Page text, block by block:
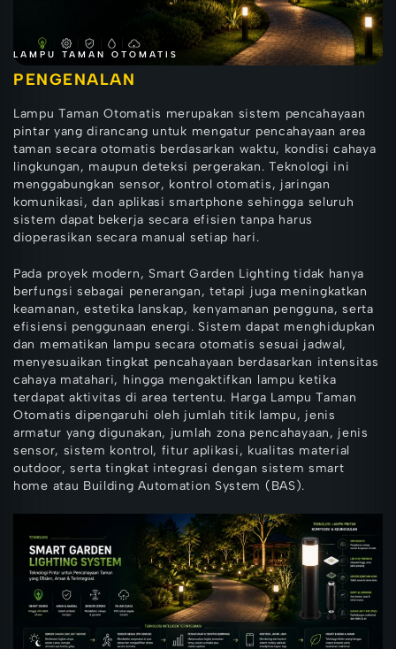
LAMPU TAMAN OTOMATIS
PENGENALAN
Lampu Taman Otomatis merupakan sistem pencahayaan
pintar yang dirancang untuk mengatur pencahayaan area
taman secara otomatis berdasarkan waktu, kondisi cahaya
lingkungan, maupun deteksi pergerakan. Teknologi ini
menggabungkan sensor, kontrol otomatis, jaringan
komunikasi, dan aplikasi smartphone sehingga seluruh
sistem dapat bekerja secara efisien tanpa harus
dioperasikan secara manual setiap hari.
Pada proyek modern, Smart Garden Lighting tidak hanya
berfungsi sebagai penerangan, tetapi juga meningkatkan
keamanan, estetika lanskap, kenyamanan pengguna, serta
efisiensi penggunaan energi. Sistem dapat menghidupkan
dan mematikan lampu secara otomatis sesuai jadwal,
menyesuaikan tingkat pencahayaan berdasarkan intensitas
cahaya matahari, hingga mengaktifkan lampu ketika
terdapat aktivitas di area tertentu. Harga Lampu Taman
Otomatis dipengaruhi oleh jumlah titik lampu, jenis
armatur yang digunakan, jumlah zona pencahayaan, jenis
sensor, sistem kontrol, fitur aplikasi, kualitas material
outdoor, serta tingkat integrasi dengan sistem smart
home atau Building Automation System (BAS).